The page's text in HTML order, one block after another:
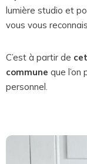
lumière studio et
vous vous
C’est à partir de
commune que
personnel.